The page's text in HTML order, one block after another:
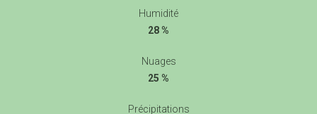
Humidité
28 %
Nuages
25 %
Précipitations